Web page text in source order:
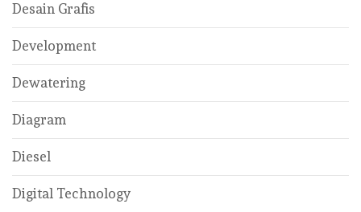
Desain Grafis
Development
Dewatering
Diagram
Diesel
Digital Technology